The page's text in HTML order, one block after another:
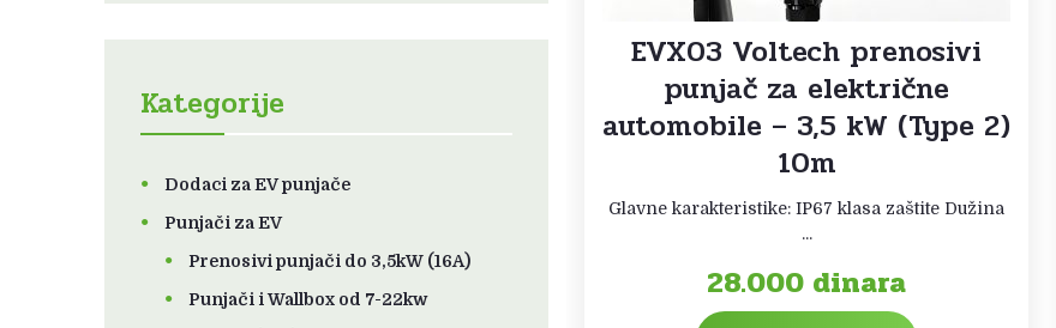
EVX03 Voltech prenosivi
punjač za električne
automobile – 3,5 kW (Type 2)
10m
Glavne karakteristike: IP67 klasa zaštite Dužina
...
28.000 dinara
Kategorije
Dodaci za EV punjače
Punjači za EV
Prenosivi punjači do 3,5kW (16A)
Punjači i Wallbox od 7-22kw